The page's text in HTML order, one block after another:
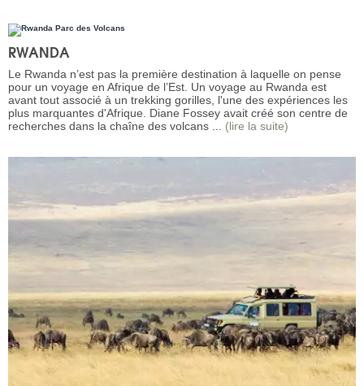
RWANDA
Le Rwanda n’est pas la première destination à laquelle on pense
pour un voyage en Afrique de l’Est. Un voyage au Rwanda est
avant tout associé à un trekking gorilles, l'une des expériences les
plus marquantes d'Afrique. Diane Fossey avait créé son centre de
recherches dans la chaîne des volcans ... (lire la suite)